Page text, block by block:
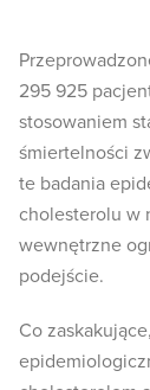
295 925
stosowaniem
śmiertelności
te badania
cholesterolu w
wewnętrzne
podejście.
Co